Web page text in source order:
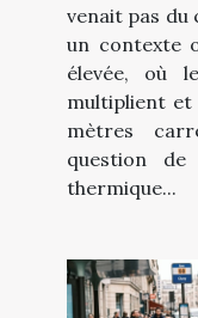
venait pas du
un contexte
élevée, où
multiplient et
mètres
question
thermique...